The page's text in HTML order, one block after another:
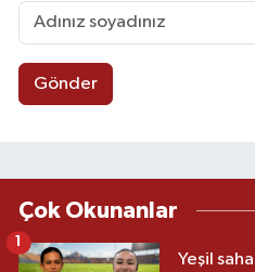
Gönder
Çok Okunanlar
Yeşil